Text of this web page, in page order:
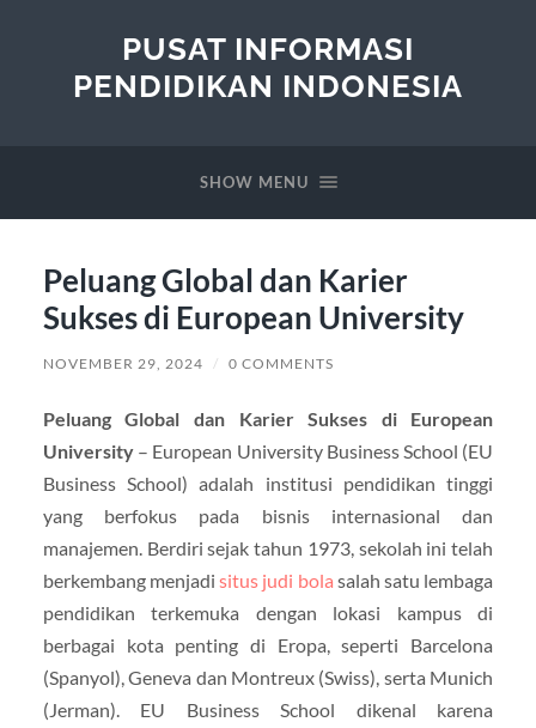
PUSAT INFORMASI
PENDIDIKAN INDONESIA
SHOW MENU
Peluang Global dan Karier
Sukses di European University
NOVEMBER 29, 2024 / 0 COMMENTS
Peluang Global dan Karier Sukses di European
University– European University Business School (EU
Business School) adalah institusi pendidikan tinggi
yang berfokus pada bisnis internasional dan
manajemen. Berdiri sejak tahun 1973, sekolah ini telah
berkembang menjadisitus judi bola salah satu lembaga
pendidikan terkemuka dengan lokasi kampus di
berbagai kota penting di Eropa, seperti Barcelona
(Spanyol), Geneva dan Montreux (Swiss), serta Munich
(Jerman). EU Business School dikenal karena